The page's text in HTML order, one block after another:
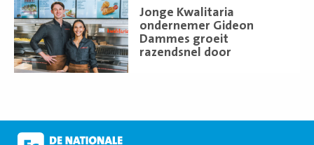
Jonge Kwalitaria
ondernemer Gideon
Dammes groeit
razendsnel door
Lees
meer